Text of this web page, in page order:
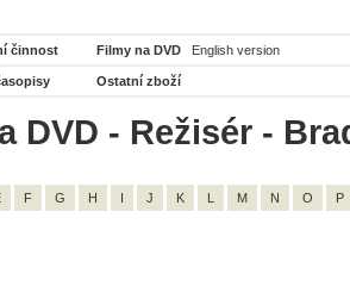
činnost Filmy na DVD English version
Ostatní zboží
DVD - Režisér -
F G H I J K L M N O P